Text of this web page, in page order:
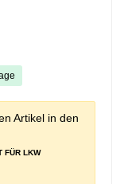
Artikel in den
FÜR LKW